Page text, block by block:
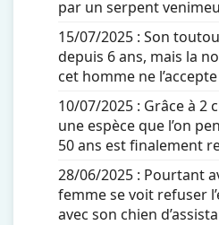
par un serpent
15/07/2025 : Son
depuis 6 ans, mais la
cet homme ne
10/07/2025 : Grâce à 2
une espèce que l’on
50 ans est finalement
28/06/2025 : Pourtant
femme se voit refuser
avec son chien